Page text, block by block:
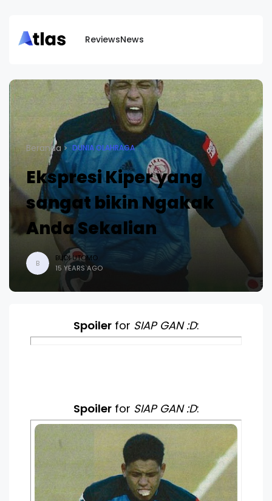
ReviewsNews
Beranda DUNIA OLAHRAGA
Ekspresi Kiper yang
sangat bikin Ngakak
Anda Sekalian
B
BUDI UTOMO
15 YEARS AGO
Spoilerfor SIAP GAN :D:
Spoilerfor SIAP GAN :D: